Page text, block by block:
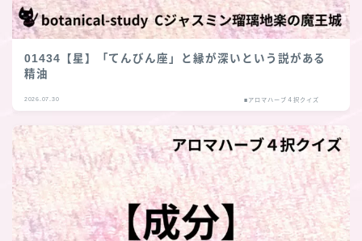
01434【星】「てんびん座」と縁が深いという説がある
精油
2026.07.30 ■アロマハーブ４択クイズ